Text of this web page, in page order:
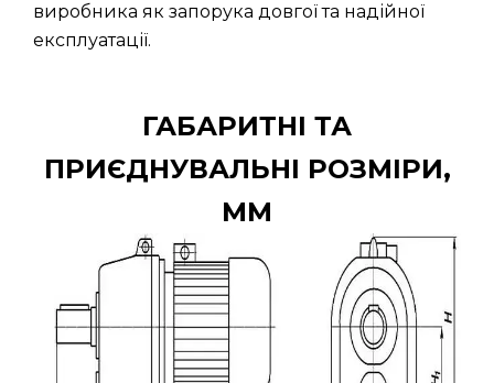
виробника як запорука довгої та надійної
експлуатації.
ГАБАРИТНІ ТА
ПРИЄДНУВАЛЬНІ РОЗМІРИ,
ММ